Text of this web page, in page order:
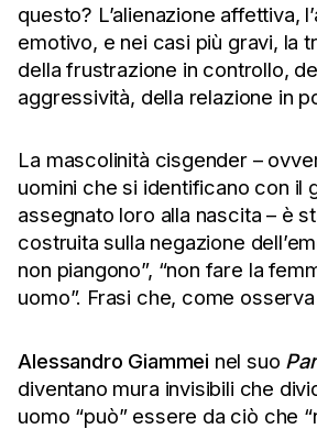
questo? L’alienazione affettiva,
emotivo, e nei casi più gravi, la
della frustrazione in controllo,
aggressività, della relazione in
La mascolinità cisgender –
uomini che si identificano con il
assegnato loro alla nascita – è
costruita sulla negazione
non piangono”, “non fare la
uomo”. Frasi che, come osserva
Alessandro Giammei nel suo
diventano mura invisibili che
uomo “può” essere da ciò che